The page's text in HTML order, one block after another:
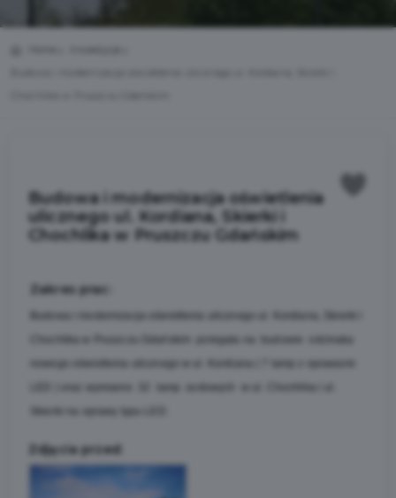
Budowa i modernizacja oświetlenia
ulicznego ul. Kordiana, Skierki i
Chochlika w Pruszczu Gdańskim
Zakres prac:
Zdjęcia przed: